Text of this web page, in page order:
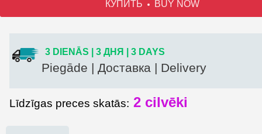
КУПИТЬ BUY NOW
3 DIENĀS | 3 ДНЯ | 3 DAYS
Piegāde | Доставка | Delivery
Līdzīgas preces skatās: 2 cilvēki